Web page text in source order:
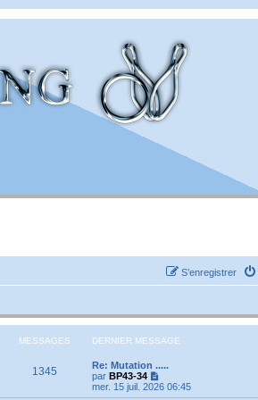
S’enregistrer
MESSAGES DERNIER MESSAGE
1345
Re: Mutation .....
par BP43-34
o
i
mer. 15 juil. 2026 06:45